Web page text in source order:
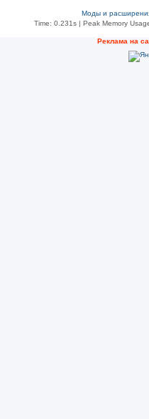
Моды и
Time: 0.231s| Peak Memory
Рeклама на